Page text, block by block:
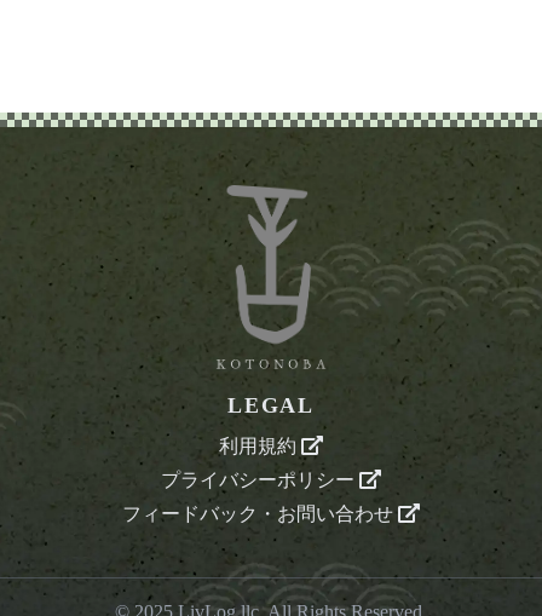
LEGAL
利用規約
プライバシーポリシー
フィードバック・お問い合わせ
© 2025 LivLog llc. All Rights Reserved.